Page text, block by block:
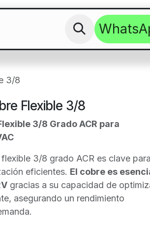
ACR para Aire
3/8
Flexible 3/8
3/8 Grado ACR para
3/8 grado ACR es clave para
eficientes. El cobre es
gracias a su capacidad de
asegurando un rendimiento